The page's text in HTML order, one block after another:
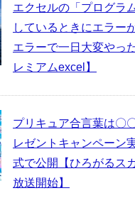
エクセルの「プログラ
しているときにエラー
エラーで一日大変やっ
レミアムexcel】
プリキュア合言葉は〇
レゼントキャンペーン
式で公開【ひろがるス
放送開始】